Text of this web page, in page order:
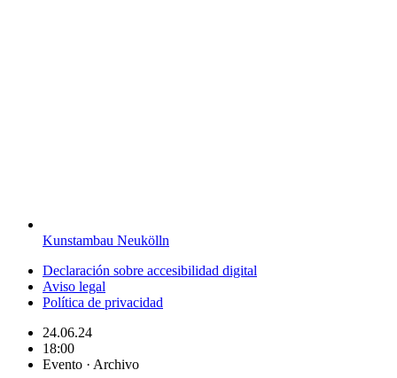
Kunstambau Neukölln
Declaración sobre accesibilidad digital
Aviso legal
Política de privacidad
24.06.24
18:00
Evento · Archivo